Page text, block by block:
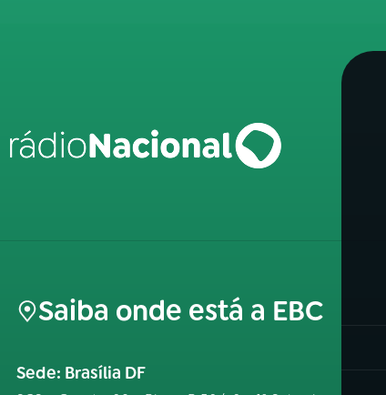
Saiba onde está a EBC
Sede: Brasília DF